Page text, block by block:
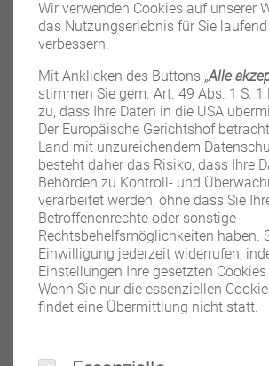
Rio
WEITERLESEN
Wir verwenden Cookies auf unserer
das Nutzungserlebnis für Sie
verbessern.
Mit Anklicken des Buttons „Alle
stimmen Sie gem. Art. 49 Abs. 1 S. 1
zu, dass Ihre Daten in die USA
Der Europäische Gerichtshof
Land mit unzureichendem
besteht daher das Risiko, dass Ihre
Behörden zu Kontroll- und
verarbeitet werden, ohne dass Sie
Betroffenenrechte oder sonstige
Rechtsbehelfsmöglichkeiten haben.
Einwilligung jederzeit widerrufen,
Einstellungen Ihre gesetzten
Wenn Sie nur die essenziellen
findet eine Übermittlung nicht statt.